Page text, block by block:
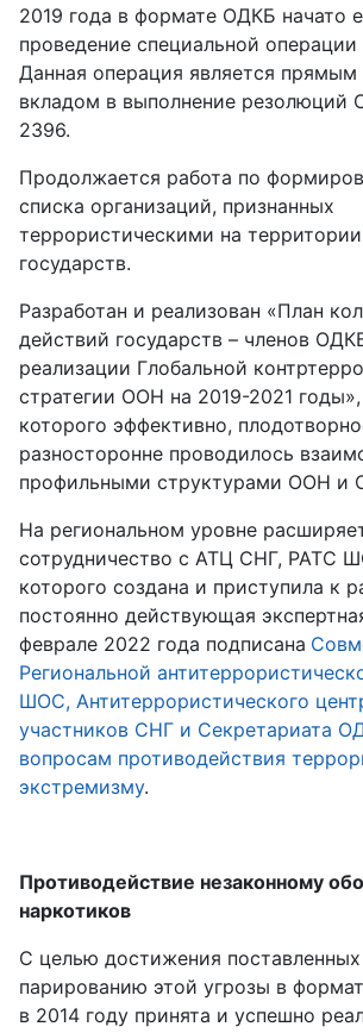
2019 года в формате ОДКБ начато
проведение специальной
Данная операция является
вкладом в выполнение резолюций
2396.
Продолжается работа по
списка организаций, признанных
террористическими на
государств.
Разработан и реализован «План
действий государств – членов
реализации Глобальной
стратегии ООН на 2019-2021
которого эффективно,
разносторонне проводилось
профильными структурами ООН и
На региональном уровне
сотрудничество с АТЦ СНГ, РАТС
которого создана и приступила к
постоянно действующая
феврале 2022 года подписана
Региональной
ШОС, Антитеррористического
участников СНГ и Секретариата
вопросам противодействия
экстремизму.
Противодействие незаконному
наркотиков
С целью достижения поставленных
парированию этой угрозы в
в 2014 году принята и успешно